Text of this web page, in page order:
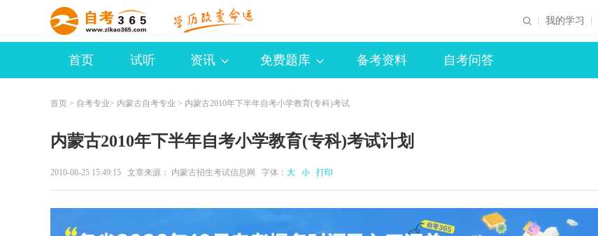
我的学习
首页 试听 资讯 免费题库 备考资料 自考问答
首页 > 自考专业> 内蒙古自考专业 > 内蒙古2010年下半年自考小学教育(专科)考试
内蒙古2010年下半年自考小学教育(专科)考试计划
2010-08-25 15:49:15 文章来源： 内蒙古招生考试信息网 字体： 大 小 打印